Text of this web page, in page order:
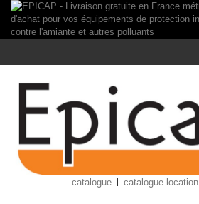
catalogue catalogue location